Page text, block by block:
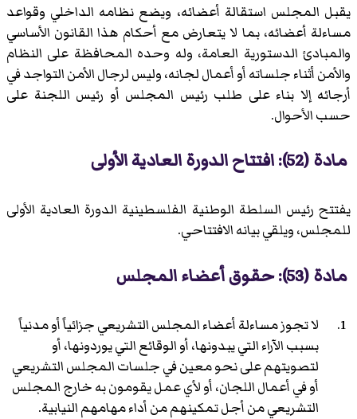
يقبل المجلس استقالة أعضائه، ويضع نظامه الداخلي وقواعد
مساءلة أعضائه، بما لا يتعارض مع أحكام هذا القانون الأساسي
والمبادئ الدستورية العامة، وله وحده المحافظة على النظام
والأمن أثناء جلساته أو أعمال لجانه، وليس لرجال الأمن التواجد في
أرجائه إلا بناء على طلب رئيس المجلس أو رئيس اللجنة على
حسب الأحوال.
مادة (52): افتتاح الدورة العادية الأولى
يفتتح رئيس السلطة الوطنية الفلسطينية الدورة العادية الأولى
للمجلس، ويلقي بيانه الافتتاحي.
مادة (53): حقوق أعضاء المجلس
لا تجوز مساءلة أعضاء المجلس التشريعي جزائياً أو مدنياً
بسبب الآراء التي يبدونها، أو الوقائع التي يوردونها، أو
لتصويتهم على نحو معين في جلسات المجلس التشريعي
أو في أعمال اللجان، أو لأي عمل يقومون به خارج المجلس
التشريعي من أجل تمكينهم من أداء مهامهم النيابية.